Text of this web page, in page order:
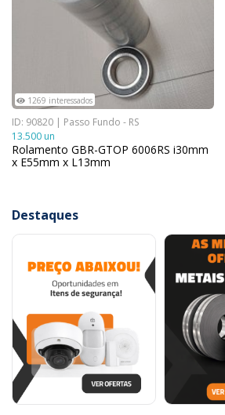
1269 interessados
ID: 90820 | Passo Fundo - RS
13.500 un
Rolamento GBR-GTOP 6006RS i30mm
x E55mm x L13mm
Destaques